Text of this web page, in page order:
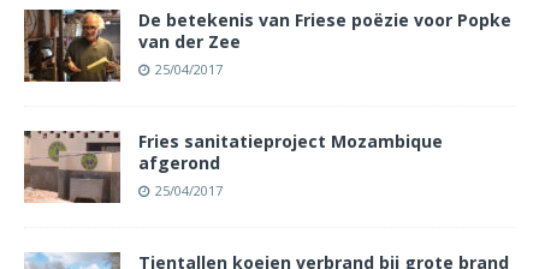
De betekenis van Friese poëzie voor Popke
van der Zee
25/04/2017
Fries sanitatieproject Mozambique
afgerond
25/04/2017
Tientallen koeien verbrand bij grote brand